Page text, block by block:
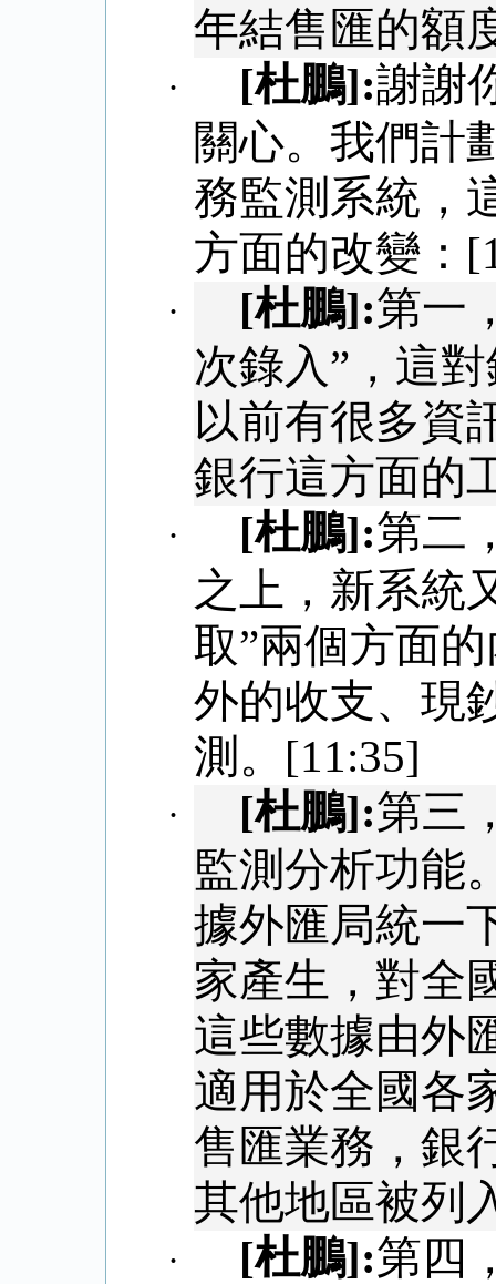
年結售匯的額
· [杜鵬]:謝謝
關心。我們計
務監測系統，
方面的改變：
· [杜鵬]:第一
次錄入”，這
以前有很多資
銀行這方面的
· [杜鵬]:第二
之上，新系統
取”兩個方面
外的收支、現
測。 [11:35]
· [杜鵬]:第三
監測分析功能
據外匯局統一
家產生，對全
這些數據由外
適用於全國各
售匯業務，銀
其他地區被列
· [杜鵬]:第四